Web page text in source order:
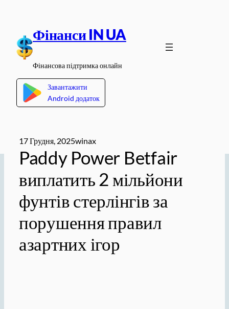
вмісту
Фінанси IN UA
Фінансова підтримка онлайн
Завантажити
Android додаток
17 Грудня, 2025winax
Paddy Power Betfair
виплатить 2 мільйони
фунтів стерлінгів за
порушення правил
азартних ігор